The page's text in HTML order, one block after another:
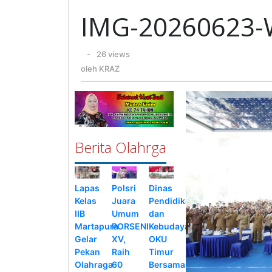
IMG-20260623-
oleh
KRAZ
-
26 views
oleh KRAZ
Berita Olahrga
Lapas
Kelas
IIB
Martapura
Gelar
Pekan
Olahraga
Polsri
Juara
Umum
PORSENI
XV,
Raih
60
Dinas
Pendidikan
dan
Kebudayaan
OKU
Timur
Bersama